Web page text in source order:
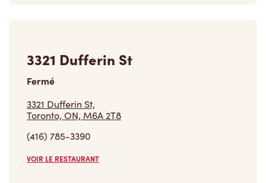
3321 Dufferin St
Fermé
3321 Dufferin St,
Toronto, ON, M6A 2T8
(416) 785-3390
VOIR LE RESTAURANT